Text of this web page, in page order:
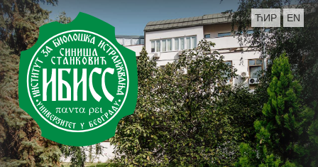
ЋИР EN